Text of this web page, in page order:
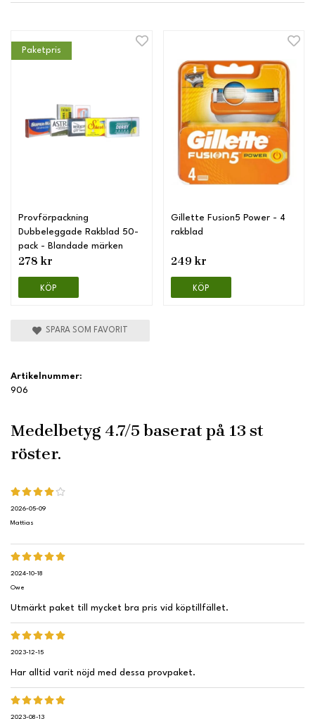
Paketpris
Provförpackning
Dubbeleggade Rakblad 50-
pack - Blandade märken
278 kr
KÖP
Gillette Fusion5 Power - 4
rakblad
249 kr
KÖP
SPARA SOM FAVORIT
Artikelnummer:
906
Medelbetyg 4.7/5 baserat på 13 st
röster.
2026-05-09
Mattias
2024-10-18
Owe
Utmärkt paket till mycket bra pris vid köptillfället.
2023-12-15
Har alltid varit nöjd med dessa provpaket.
2023-08-13